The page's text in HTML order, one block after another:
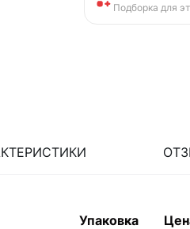
Подборка для
Упаковка